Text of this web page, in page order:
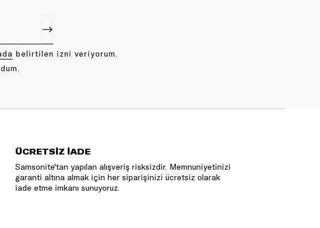
belirtilen izni veriyorum.
ÜCRETSİZ İADE
Samsonite'tan yapılan alışveriş risksizdir. Memnuniyetinizi
garanti altına almak için her siparişinizi ücretsiz olarak
iade etme imkanı sunuyoruz.